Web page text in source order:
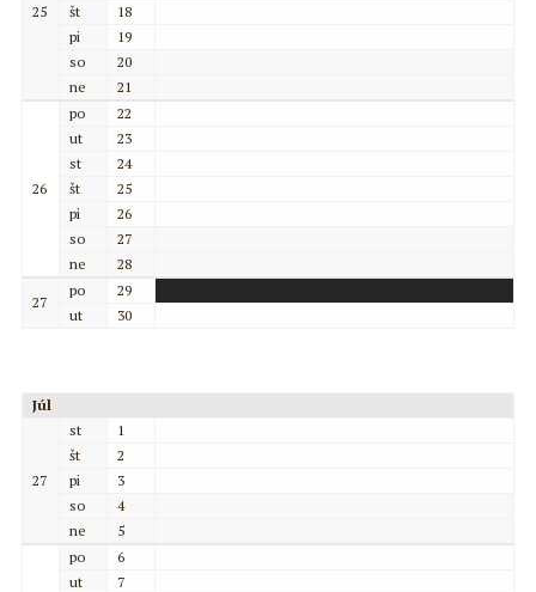
25
št
18
pi
19
so
20
ne
21
26
po
22
ut
23
st
24
št
25
pi
26
so
27
ne
28
27
po
29
ut
30
Júl
27
st
1
št
2
pi
3
so
4
ne
5
po
6
ut
7